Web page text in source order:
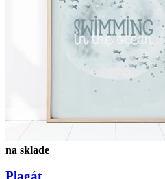
na sklade
Plagát